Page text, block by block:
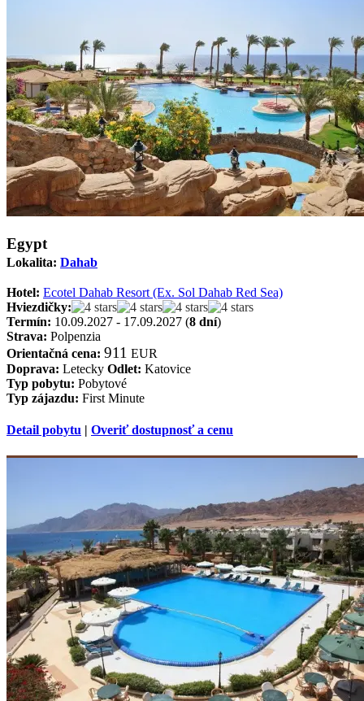
Egypt
Lokalita: Dahab
Hotel: Ecotel Dahab Resort (Ex. Sol Dahab Red Sea)
Hviezdičky:
Termín: 10.09.2027 - 17.09.2027 (8 dní)
Strava: Polpenzia
Orientačná cena: 911 EUR
Doprava: Letecky Odlet: Katovice
Typ pobytu: Pobytové
Typ zájazdu: First Minute
Detail pobytu Overiť dostupnosť a cenu